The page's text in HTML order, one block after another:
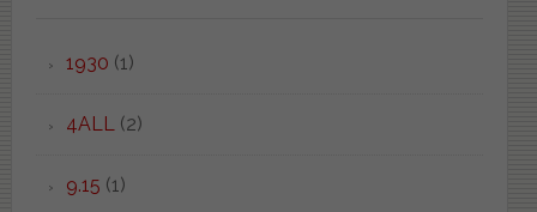
1930 (1)
4ALL(2)
9.15 (1)